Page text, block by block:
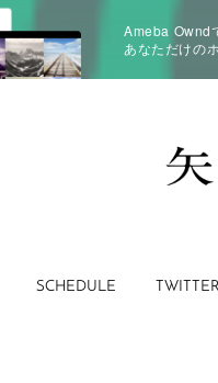
Ameba Ownd
あなただけの
SCHEDULE TWITTER